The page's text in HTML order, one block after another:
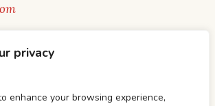
privacy
enhance your browsing experience,